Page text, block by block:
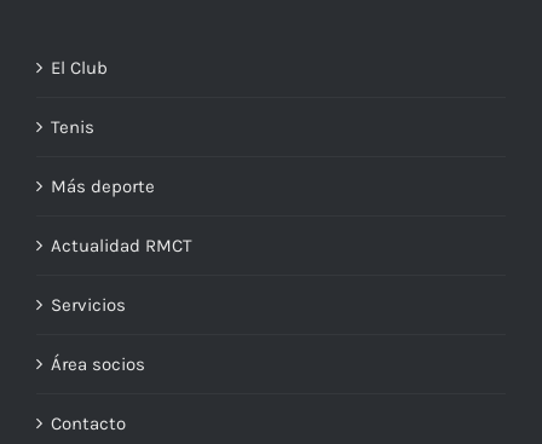
El Club
Tenis
Más deporte
Actualidad RMCT
Servicios
Área socios
Contacto